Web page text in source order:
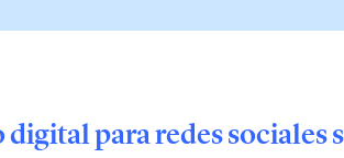
para redes sociales